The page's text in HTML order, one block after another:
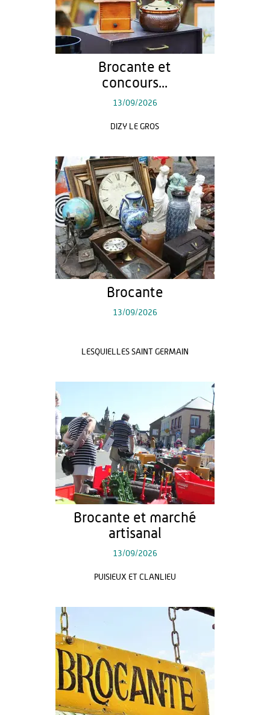
Brocante et
concours...
13/09/2026
DIZY LE GROS
Brocante
13/09/2026
LESQUIELLES SAINT GERMAIN
Brocante et marché
artisanal
13/09/2026
PUISIEUX ET CLANLIEU